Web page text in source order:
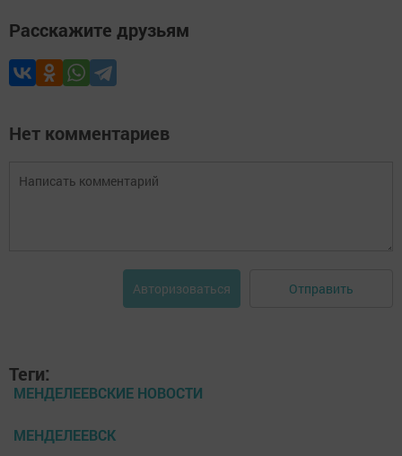
Расскажите друзьям
Нет комментариев
Авторизоваться Отправить
Теги:
МЕНДЕЛЕЕВСКИЕ НОВОСТИ
МЕНДЕЛЕЕВСК